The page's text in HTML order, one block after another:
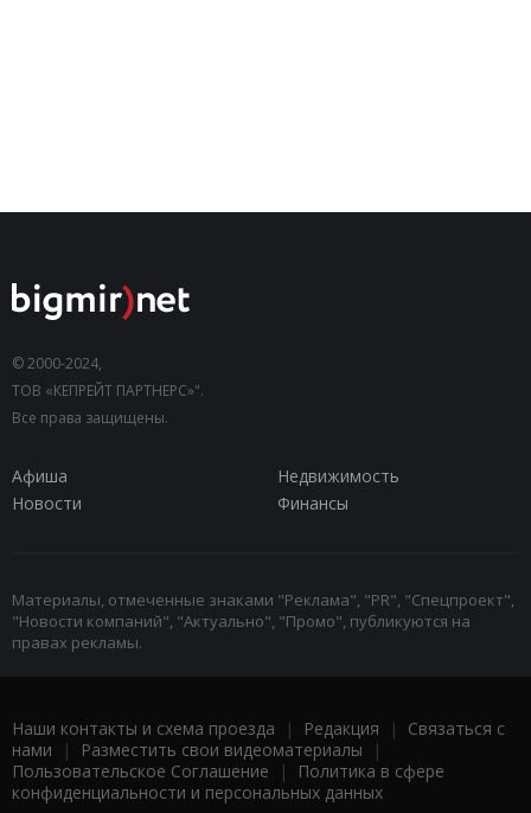
© 2000-2024,
ТОВ «КЕПРЕЙТ ПАРТНЕРС»".
Все права защищены.
Афиша
Недвижимость
Новости
Финансы
Материалы, отмеченные знаками "Реклама", "PR", "Спецпроект",
"Новости компаний", "Актуально", "Промо", публикуются на
правах рекламы.
Наши контакты и схема проезда | Редакция | Связаться с
нами | Разместить свои видеоматериалы |
Пользовательское Соглашение |
Политика в сфере
конфиденциальности и персональных данных